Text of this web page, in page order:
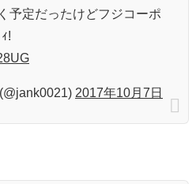
予定だったけどフジコーポ
!
2017年10月7日